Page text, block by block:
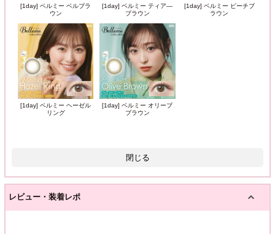
[1day] ベルミー ベルブラ
ウン
[1day] ベルミー ティア―
ブラウン
[1day] ベルミー ピーチブ
ラウン
[1day] ベルミー ヘーゼル
リング
[1day] ベルミー オリーブ
ブラウン
閉じる
レビュー・装着レポ